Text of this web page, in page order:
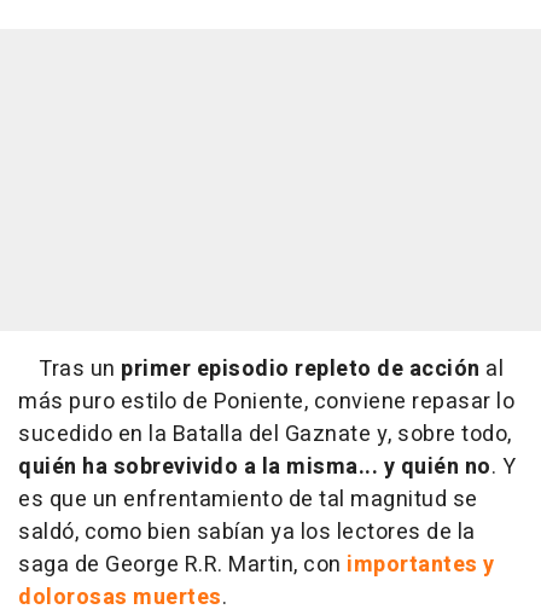
Tras un primer episodio repleto de acción al
más puro estilo de Poniente, conviene repasar lo
sucedido en la Batalla del Gaznate y, sobre todo,
quién ha sobrevivido a la misma... y quién no. Y
es que un enfrentamiento de tal magnitud se
saldó, como bien sabían ya los lectores de la
saga de George R.R. Martin, con importantes y
dolorosas muertes.